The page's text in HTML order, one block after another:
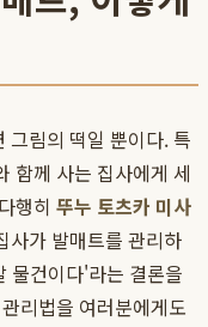
그림의 떡일 뿐이다. 특
함께 사는 집사에게 세
행히 뚜누 토츠카 미사
사가 발매트를 관리하
물건이다'라는 결론을
리법을 여러분에게도